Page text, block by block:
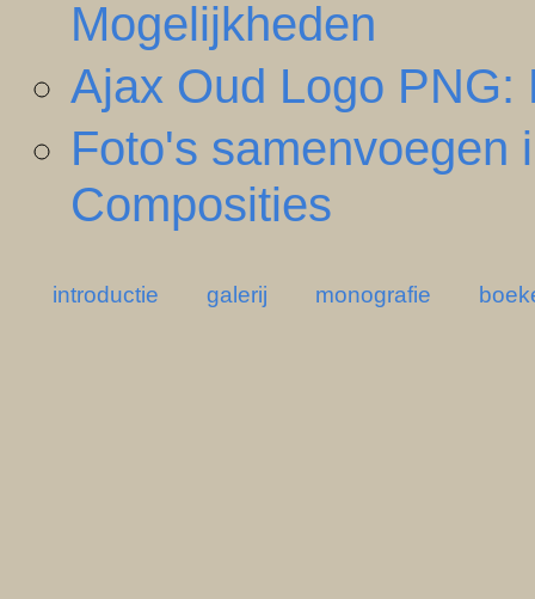
Mogelijkheden
Ajax Oud Logo PNG:
Foto's samenvoegen
Composities
introductie galerij monografie